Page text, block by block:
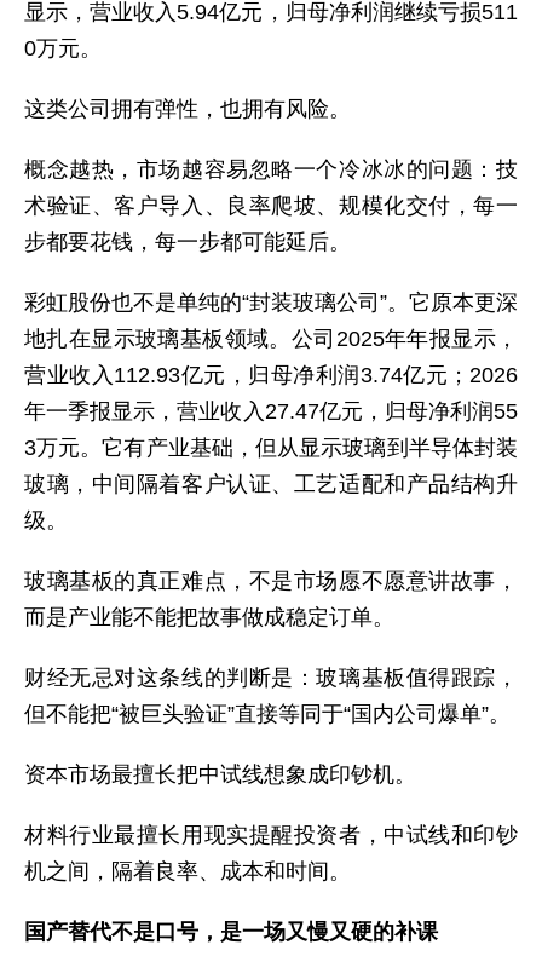
显示，营业收入5.94亿元，归母净利润继续亏损511
0万元。
这类公司拥有弹性，也拥有风险。
概念越热，市场越容易忽略一个冷冰冰的问题：技
术验证、客户导入、良率爬坡、规模化交付，每一
步都要花钱，每一步都可能延后。
彩虹股份也不是单纯的“封装玻璃公司”。它原本更深
地扎在显示玻璃基板领域。公司2025年年报显示，
营业收入112.93亿元，归母净利润3.74亿元；2026
年一季报显示，营业收入27.47亿元，归母净利润55
3万元。它有产业基础，但从显示玻璃到半导体封装
玻璃，中间隔着客户认证、工艺适配和产品结构升
级。
玻璃基板的真正难点，不是市场愿不愿意讲故事，
而是产业能不能把故事做成稳定订单。
财经无忌对这条线的判断是：玻璃基板值得跟踪，
但不能把“被巨头验证”直接等同于“国内公司爆单”。
资本市场最擅长把中试线想象成印钞机。
材料行业最擅长用现实提醒投资者，中试线和印钞
机之间，隔着良率、成本和时间。
国产替代不是口号，是一场又慢又硬的补课